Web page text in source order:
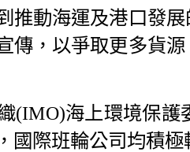
推動海運及港口發
傳，以爭取更多貨
(IMO)海上環境保
國際班輪公司均積